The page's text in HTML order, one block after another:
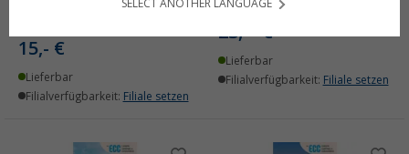
15,- €
Lieferbar
Filialverfügbarkeit: Filiale setzen
23, €
Lieferbar
Filialverfügbarkeit: Filiale setzen
SELECT ANOTHER LANGUAGE